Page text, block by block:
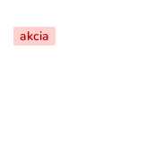
akcia